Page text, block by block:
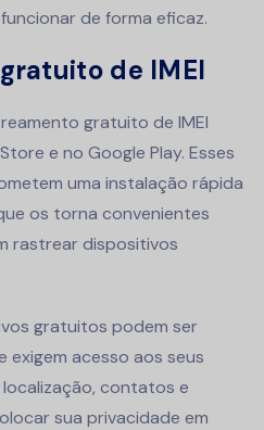
de forma eficaz.
de IMEI
gratuito de IMEI
e no Google Play. Esses
uma instalação rápida
os torna convenientes
rastrear dispositivos
gratuitos podem ser
exigem acesso aos seus
contatos e
sua privacidade em